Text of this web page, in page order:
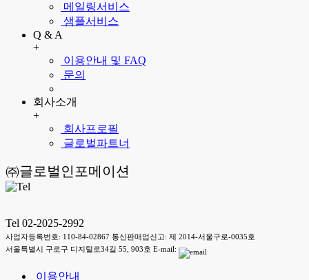
메일링서비스
샘플서비스
Q & A
+
이용안내 및 FAQ
문의
회사소개
+
회사프로필
글로벌파트너
㈜글로벌인포메이션
Tel 02-2025-2992
사업자등록번호: 110-84-02867 통신판매업신고: 제 2014-서울구로-0035호
서울특별시 구로구 디지털로34길 55, 903호 E-mail:
이용안내